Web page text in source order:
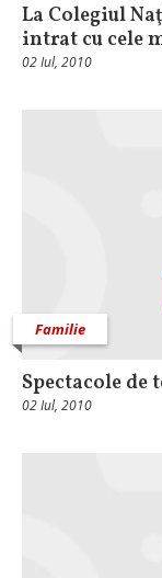
La Colegiul
intrat cu cele
02 Iul, 2010
Familie
Spectacole de
02 Iul, 2010